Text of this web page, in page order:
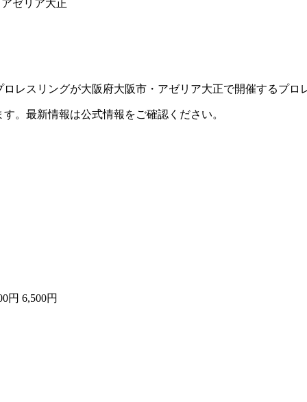
ゼリア大正
レスリングが大阪府大阪市・アゼリア大正で開催するプロ
。最新情報は公式情報をご確認ください。
円 6,500円